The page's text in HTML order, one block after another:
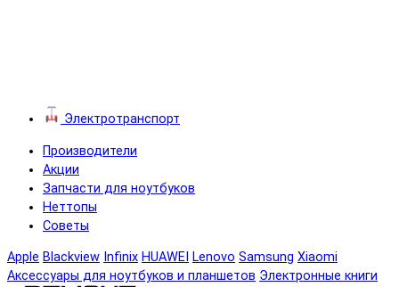
Электротранспорт
Производители
Акции
Запчасти для ноутбуков
Неттопы
Советы
Apple Blackview Infinix HUAWEI Lenovo Samsung Xiaomi
Аксессуары для ноутбуков и планшетов Электронные книги